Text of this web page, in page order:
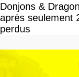
Donjons &
après seulement
perdus